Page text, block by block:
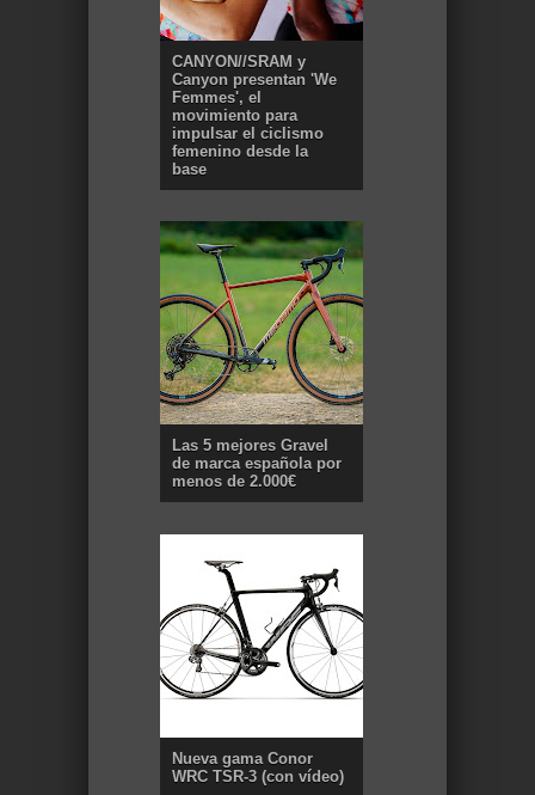
CANYON//SRAM y
Canyon presentan 'We
Femmes', el
movimiento para
impulsar el ciclismo
femenino desde la
base
Las 5 mejores Gravel
de marca española por
menos de 2.000€
Nueva gama Conor
WRC TSR-3 (con vídeo)